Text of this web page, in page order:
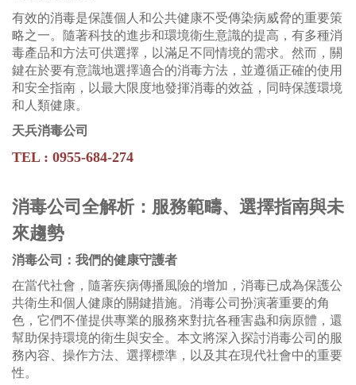
有效的消毒是保護個人和公共健康不受傳染病威脅的重要策
略之一。隨著科技的進步和環境衛生意識的提高，有多種消
毒產品和方法可供選擇，以滿足不同情境的需求。然而，關
鍵在於要有意識地選擇適合的消毒方法，並遵循正確的使用
和安全指南，以最大限度地發揮消毒的效益，同時保護環境
和人類健康。
天兵消毒公司
TEL : 0955-684-274
消毒公司全解析：服務範疇、選擇指南與未
來趨勢
消毒公司：我們的健康守護者
在當代社會，隨著疾病傳播風險的增加，消毒已成為保護公
共衛生和個人健康的關鍵措施。消毒公司扮演著重要的角
色，它們不僅提供專業的服務來對抗各種害蟲和病原體，還
幫助保持環境的衛生與安全。本文將深入探討消毒公司的服
務內容、操作方法、選擇標準，以及其在現代社會中的重要
性。